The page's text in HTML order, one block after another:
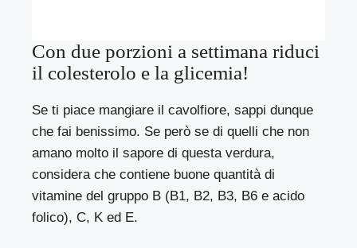
Con due porzioni a settimana riduci
il colesterolo e la glicemia!
Se ti piace mangiare il cavolfiore, sappi dunque
che fai benissimo. Se però se di quelli che non
amano molto il sapore di questa verdura,
considera che contiene buone quantità di
vitamine del gruppo B (B1, B2, B3, B6 e acido
folico), C, K ed E.